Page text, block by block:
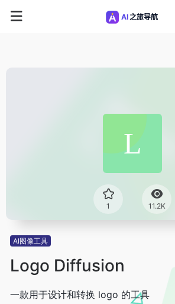
1 11.2K
AI图像工具
Logo Diffusion
一款用于设计和转换 logo 的工具